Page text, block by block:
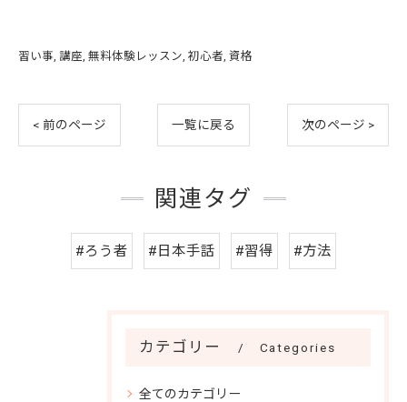
習い事 講座 無料体験レッスン 初心者 資格
< 前のページ 一覧に戻る 次のページ >
関連タグ
#ろう者 #日本手話 #習得 #方法
カテゴリー Categories
全てのカテゴリー